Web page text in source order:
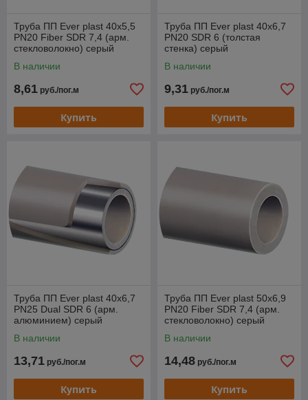
Труба ПП Ever plast 40x5,5
PN20 Fiber SDR 7,4 (арм.
стекловолокно) серый
В наличии
8,61 руб./пог.м
Купить
Труба ПП Ever plast 40x6,7
PN20 SDR 6 (толстая
стенка) серый
В наличии
9,31 руб./пог.м
Купить
Труба ПП Ever plast 40x6,7
PN25 Dual SDR 6 (арм.
алюминием) серый
В наличии
13,71 руб./пог.м
Купить
Труба ПП Ever plast 50x6,9
PN20 Fiber SDR 7,4 (арм.
стекловолокно) серый
В наличии
14,48 руб./пог.м
Купить